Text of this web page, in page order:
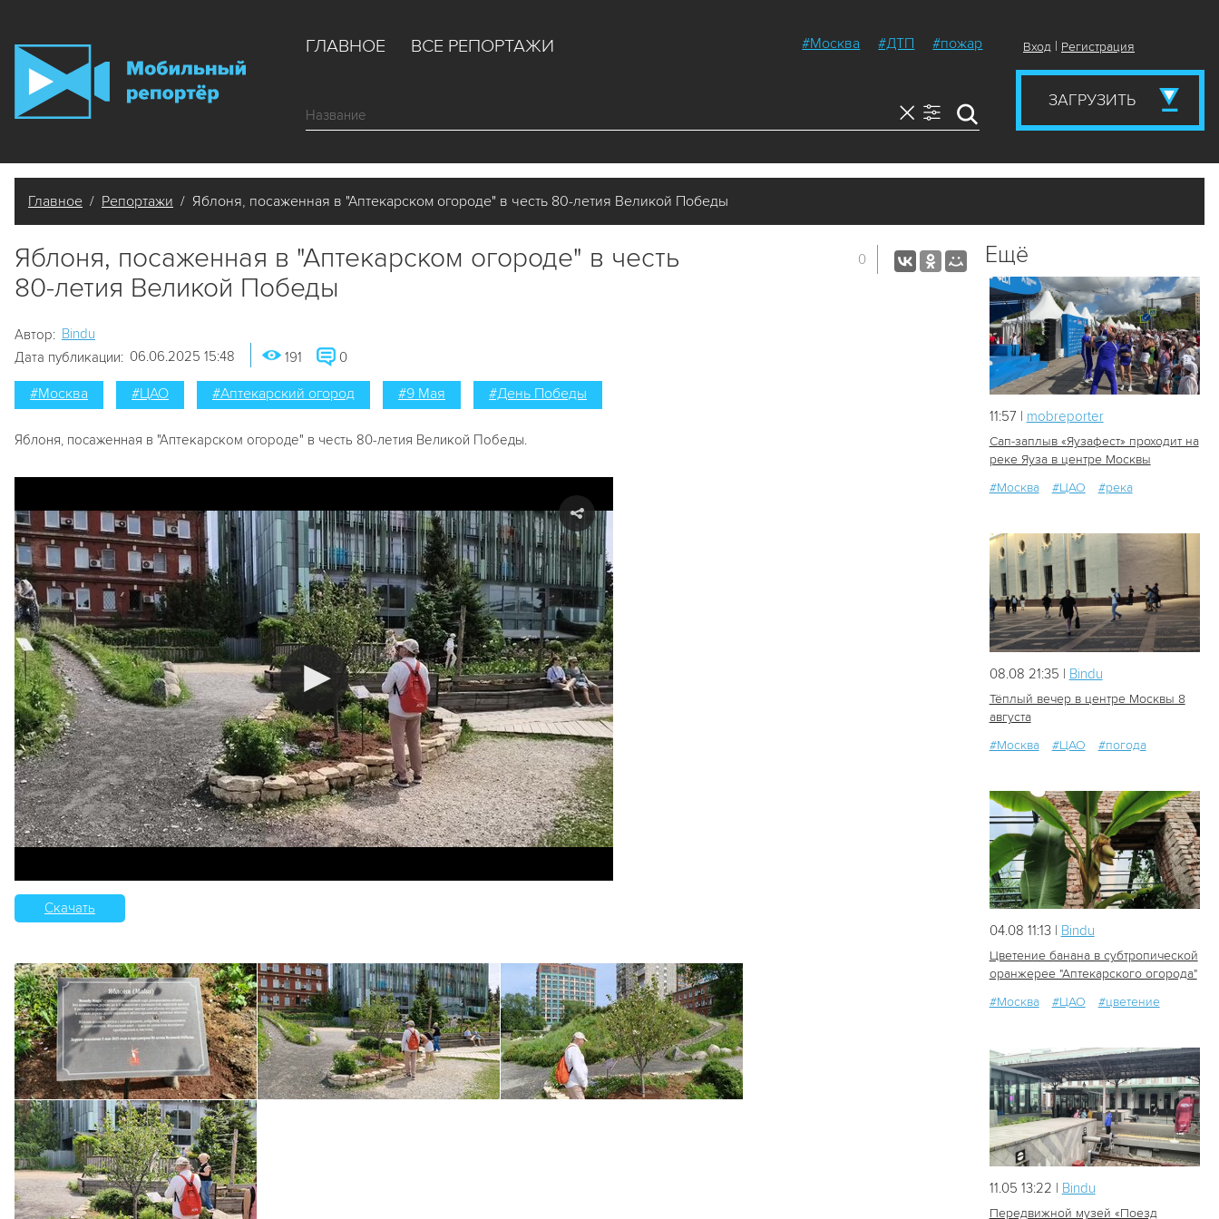
ГЛАВНОЕ ВСЕ РЕПОРТАЖИ #Москва #ДТП #пожар Вход | Регистрация
ЗАГРУЗИТЬ
Главное / Репортажи / Яблоня, посаженная в "Аптекарском огороде" в честь 80-летия Великой Победы
Яблоня, посаженная в "Аптекарском огороде" в честь
80-летия Великой Победы
0
Автор: Bindu
Дата публикации: 06.06.2025 15:48 191 0
#Москва #ЦАО #Аптекарский огород #9 Мая #День Победы
Яблоня, посаженная в "Аптекарском огороде" в честь 80-летия Великой Победы.
Скачать
Ещё
11:57 | mobreporter
Сап-заплыв «Яузафест» проходит на
реке Яуза в центре Москвы
#Москва
#ЦАО #река
30
08.08 21:35 | Bindu
Тёплый вечер в центре Москвы 8
августа
#Москва
#ЦАО #погода
33
04.08 11:13 | Bindu
Цветение банана в субтропической
оранжерее "Аптекарского огорода"
#Москва
#ЦАО #цветение
11.05 13:22 | Bindu
Передвижной музей «Поезд